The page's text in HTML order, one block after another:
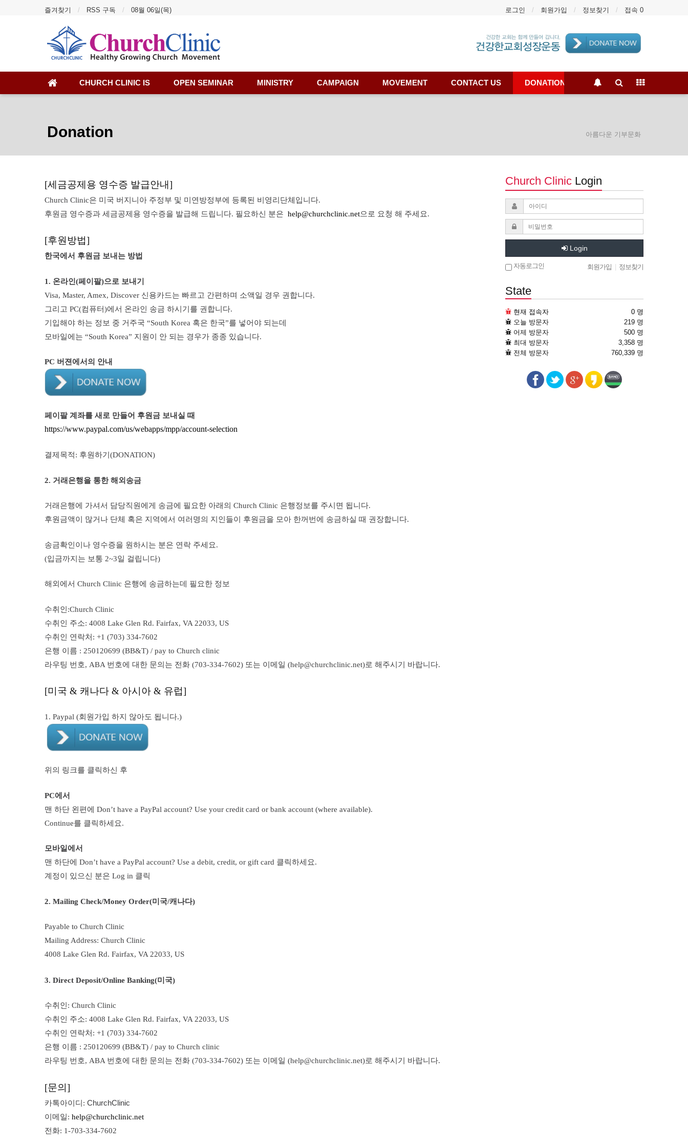
즐겨찾기 RSS 구독 08월 06일(목) 로그인 회원가입 정보찾기 접속 0
CHURCH CLINIC IS OPEN SEMINAR MINISTRY CAMPAIGN MOVEMENT CONTACT US DONATION
Donation 아름다운 기부문화
[세금공제용 영수증 발급안내]
Church Clinic은 미국 버지니아 주정부 및 미연방정부에 등록된 비영리단체입니다.
후원금 영수증과 세금공제용 영수증을 발급해 드립니다. 필요하신 분은 help@churchclinic.net으로 요청 해 주세요.
[후원방법]
한국에서 후원금 보내는 방법
1. 온라인(페이팔)으로 보내기
Visa, Master, Amex, Discover 신용카드는 빠르고 간편하며 소액일 경우 권합니다.
그리고 PC(컴퓨터)에서 온라인 송금 하시기를 권합니다.
기입해야 하는 정보 중 거주국 “South Korea 혹은 한국”를 넣어야 되는데
모바일에는 “South Korea” 지원이 안 되는 경우가 종종 있습니다.
PC 버젼에서의 안내
페이팔 계좌를 새로 만들어 후원금 보내실 때
https://www.paypal.com/us/webapps/mpp/account-selection
결제목적: 후원하기(DONATION)
2. 거래은행을 통한 해외송금
거래은행에 가셔서 담당직원에게 송금에 필요한 아래의 Church Clinic 은행정보를 주시면 됩니다.
후원금액이 많거나 단체 혹은 지역에서 여러명의 지인들이 후원금을 모아 한꺼번에 송금하실 때 권장합니다.
송금확인이나 영수증을 원하시는 분은 연락 주세요.
(입금까지는 보통 2~3일 걸립니다)
해외에서 Church Clinic 은행에 송금하는데 필요한 정보
수취인:Church Clinic
수취인 주소: 4008 Lake Glen Rd. Fairfax, VA 22033, US
수취인 연락처: +1 (703) 334-7602
은행 이름 : 250120699 (BB&T) / pay to Church clinic
라우팅 번호, ABA 번호에 대한 문의는 전화 (703-334-7602) 또는 이메일 (help@churchclinic.net)로 해주시기 바랍니다.
[미국 & 캐나다 & 아시아 & 유럽]
1. Paypal (회원가입 하지 않아도 됩니다.)
위의 링크를 클릭하신 후
PC에서
맨 하단 왼편에 Don’t have a PayPal account? Use your credit card or bank account (where available).
Continue를 클릭하세요.
모바일에서
맨 하단에 Don’t have a PayPal account? Use a debit, credit, or gift card 클릭하세요.
계정이 있으신 분은 Log in 클릭
2. Mailing Check/Money Order(미국/캐나다)
Payable to Church Clinic
Mailing Address: Church Clinic
4008 Lake Glen Rd. Fairfax, VA 22033, US
3. Direct Deposit/Online Banking(미국)
수취인: Church Clinic
수취인 주소: 4008 Lake Glen Rd. Fairfax, VA 22033, US
수취인 연락처: +1 (703) 334-7602
은행 이름 : 250120699 (BB&T) / pay to Church clinic
라우팅 번호, ABA 번호에 대한 문의는 전화 (703-334-7602) 또는 이메일 (help@churchclinic.net)로 해주시기 바랍니다.
[문의]
카톡아이디: ChurchClinic
이메일: help@churchclinic.net
전화: 1-703-334-7602
Church Clinic Login
Login
자동로그인 회원가입 정보찾기
State
현재 접속자
0 명
오늘 방문자
219 명
어제 방문자
500 명
최대 방문자
3,358 명
전체 방문자
760,339 명